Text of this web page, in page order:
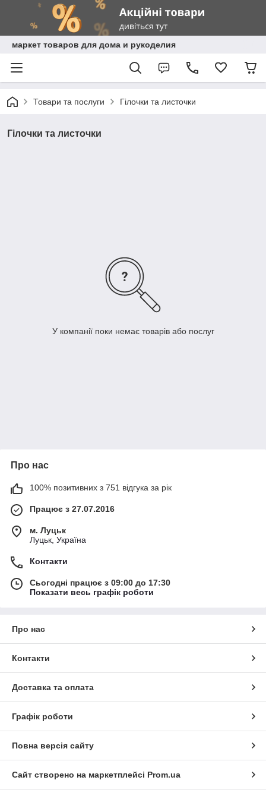
маркет товаров для дома и рукоделия
Товари та послуги Гілочки та листочки
Гілочки та листочки
У компанії поки немає товарів або послуг
Про нас
100% позитивних з 751 відгука за рік
Працює з 27.07.2016
м. Луцьк
Луцьк, Україна
Контакти
Сьогодні працює з 09:00 до 17:30
Показати весь графік роботи
Про нас
Контакти
Доставка та оплата
Графік роботи
Повна версія сайту
Сайт створено на маркетплейсі Prom.ua